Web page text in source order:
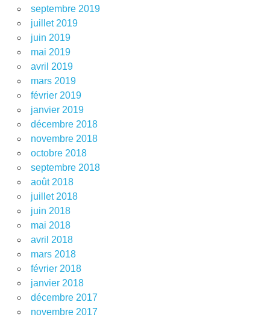
septembre 2019
juillet 2019
juin 2019
mai 2019
avril 2019
mars 2019
février 2019
janvier 2019
décembre 2018
novembre 2018
octobre 2018
septembre 2018
août 2018
juillet 2018
juin 2018
mai 2018
avril 2018
mars 2018
février 2018
janvier 2018
décembre 2017
novembre 2017